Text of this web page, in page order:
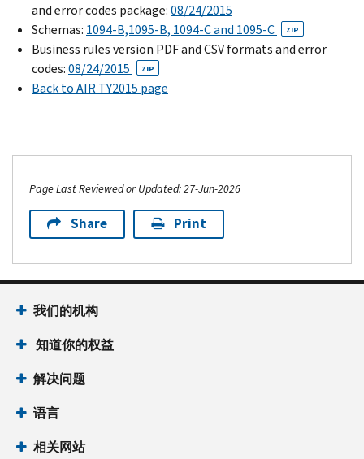
and error codes package:08/24/2015
Schemas: 1094-B,1095-B, 1094-C and 1095-C ZIP
Business rules version PDF and CSV formats and error
codes:08/24/2015 ZIP
Back to AIR TY2015 page
Page Last Reviewed or Updated: 27-Jun-2026
Share Print
我们的机构
知道你的权益
解决问题
语言
相关网站